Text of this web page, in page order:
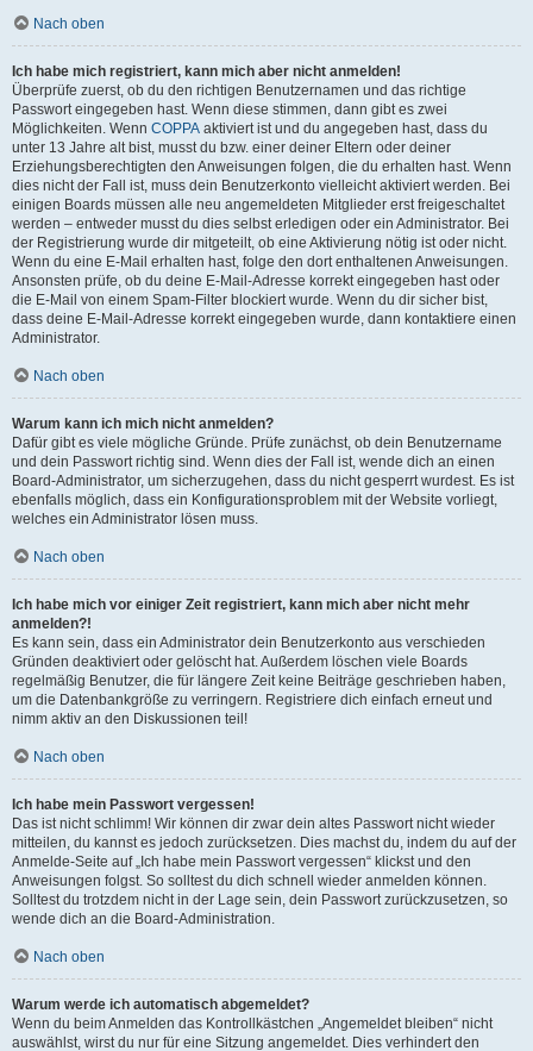
Nach oben
Ich habe mich registriert, kann mich aber nicht anmelden!
Überprüfe zuerst, ob du den richtigen Benutzernamen und das richtige
Passwort eingegeben hast. Wenn diese stimmen, dann gibt es zwei
Möglichkeiten. Wenn COPPA aktiviert ist und du angegeben hast, dass du
unter 13 Jahre alt bist, musst du bzw. einer deiner Eltern oder deiner
Erziehungsberechtigten den Anweisungen folgen, die du erhalten hast. Wenn
dies nicht der Fall ist, muss dein Benutzerkonto vielleicht aktiviert werden. Bei
einigen Boards müssen alle neu angemeldeten Mitglieder erst freigeschaltet
werden – entweder musst du dies selbst erledigen oder ein Administrator. Bei
der Registrierung wurde dir mitgeteilt, ob eine Aktivierung nötig ist oder nicht.
Wenn du eine E-Mail erhalten hast, folge den dort enthaltenen Anweisungen.
Ansonsten prüfe, ob du deine E-Mail-Adresse korrekt eingegeben hast oder
die E-Mail von einem Spam-Filter blockiert wurde. Wenn du dir sicher bist,
dass deine E-Mail-Adresse korrekt eingegeben wurde, dann kontaktiere einen
Administrator.
Nach oben
Warum kann ich mich nicht anmelden?
Dafür gibt es viele mögliche Gründe. Prüfe zunächst, ob dein Benutzername
und dein Passwort richtig sind. Wenn dies der Fall ist, wende dich an einen
Board-Administrator, um sicherzugehen, dass du nicht gesperrt wurdest. Es ist
ebenfalls möglich, dass ein Konfigurationsproblem mit der Website vorliegt,
welches ein Administrator lösen muss.
Nach oben
Ich habe mich vor einiger Zeit registriert, kann mich aber nicht mehr
anmelden?!
Es kann sein, dass ein Administrator dein Benutzerkonto aus verschieden
Gründen deaktiviert oder gelöscht hat. Außerdem löschen viele Boards
regelmäßig Benutzer, die für längere Zeit keine Beiträge geschrieben haben,
um die Datenbankgröße zu verringern. Registriere dich einfach erneut und
nimm aktiv an den Diskussionen teil!
Nach oben
Ich habe mein Passwort vergessen!
Das ist nicht schlimm! Wir können dir zwar dein altes Passwort nicht wieder
mitteilen, du kannst es jedoch zurücksetzen. Dies machst du, indem du auf der
Anmelde-Seite auf „Ich habe mein Passwort vergessen“ klickst und den
Anweisungen folgst. So solltest du dich schnell wieder anmelden können.
Solltest du trotzdem nicht in der Lage sein, dein Passwort zurückzusetzen, so
wende dich an die Board-Administration.
Nach oben
Warum werde ich automatisch abgemeldet?
Wenn du beim Anmelden das Kontrollkästchen „Angemeldet bleiben“ nicht
auswählst, wirst du nur für eine Sitzung angemeldet. Dies verhindert den